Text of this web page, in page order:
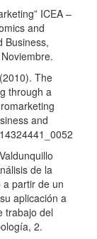
ICEA –
and
Business,
The
through a
and
de la
partir de un
aplicación a
trabajo del
2.